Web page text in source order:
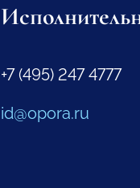
+7 (495) 247 4777
id@opora.ru